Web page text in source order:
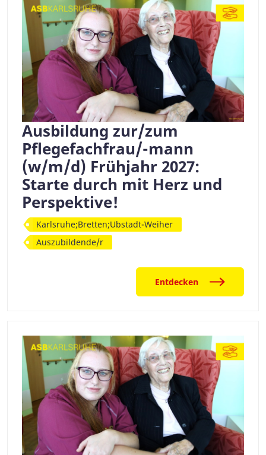
Ausbildung zur/zum
Pflegefachfrau/-mann
(w/m/d) Frühjahr 2027:
Starte durch mit Herz und
Perspektive!
Karlsruhe;Bretten;Ubstadt-Weiher
Auszubildende/r
Entdecken